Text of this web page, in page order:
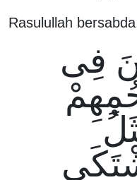
Rasulullah
فِى